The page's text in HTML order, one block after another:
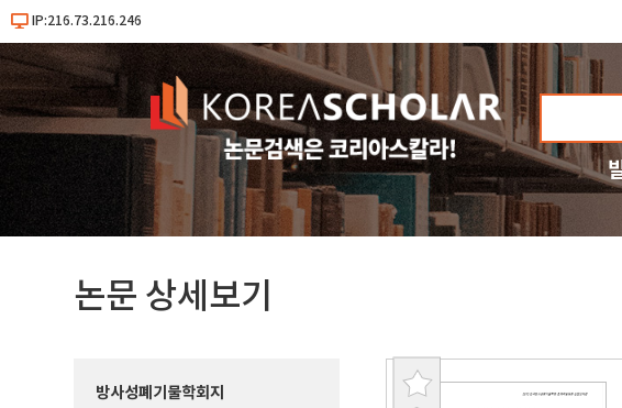
IP:216.73.216.246
논문 상세보기
북
방사성폐기물학회지